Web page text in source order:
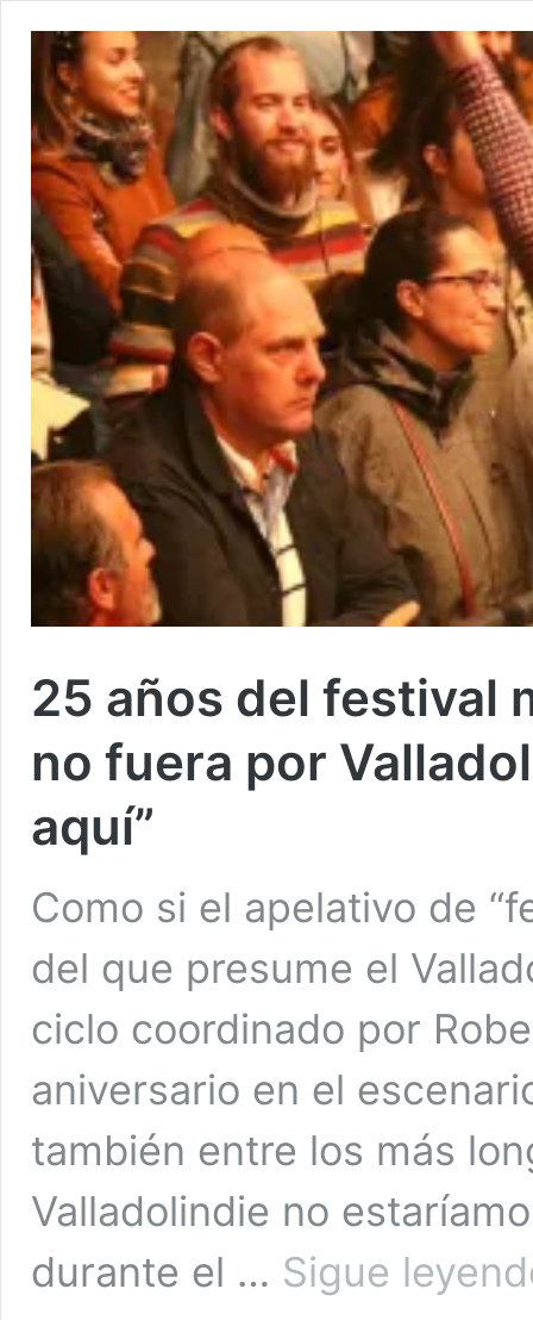
25 años del festival
no fuera por
aquí”
Como si el apelativo de
del que presume el
ciclo coordinado por
aniversario en el
también entre los más
Valladolindie no
durante el … Sigue